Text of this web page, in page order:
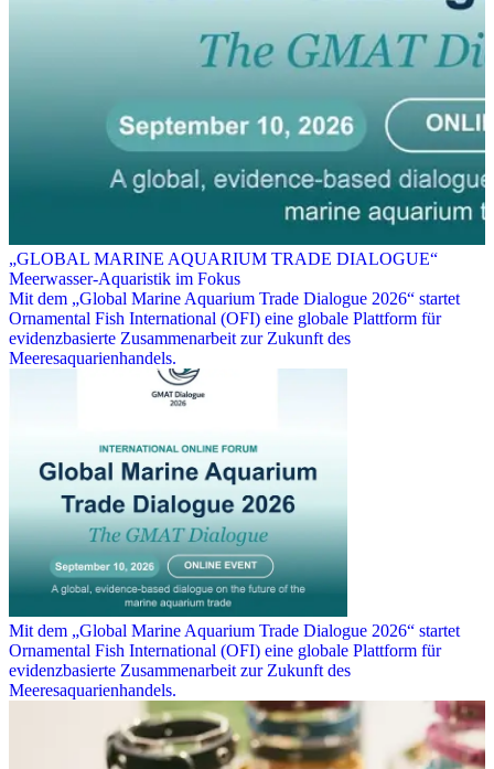
„GLOBAL MARINE AQUARIUM TRADE DIALOGUE“
Meerwasser-Aquaristik im Fokus
Mit dem „Global Marine Aquarium Trade Dialogue 2026“ startet
Ornamental Fish International (OFI) eine globale Plattform für
evidenzbasierte Zusammenarbeit zur Zukunft des
Meeresaquarienhandels.
Mit dem „Global Marine Aquarium Trade Dialogue 2026“ startet
Ornamental Fish International (OFI) eine globale Plattform für
evidenzbasierte Zusammenarbeit zur Zukunft des
Meeresaquarienhandels.